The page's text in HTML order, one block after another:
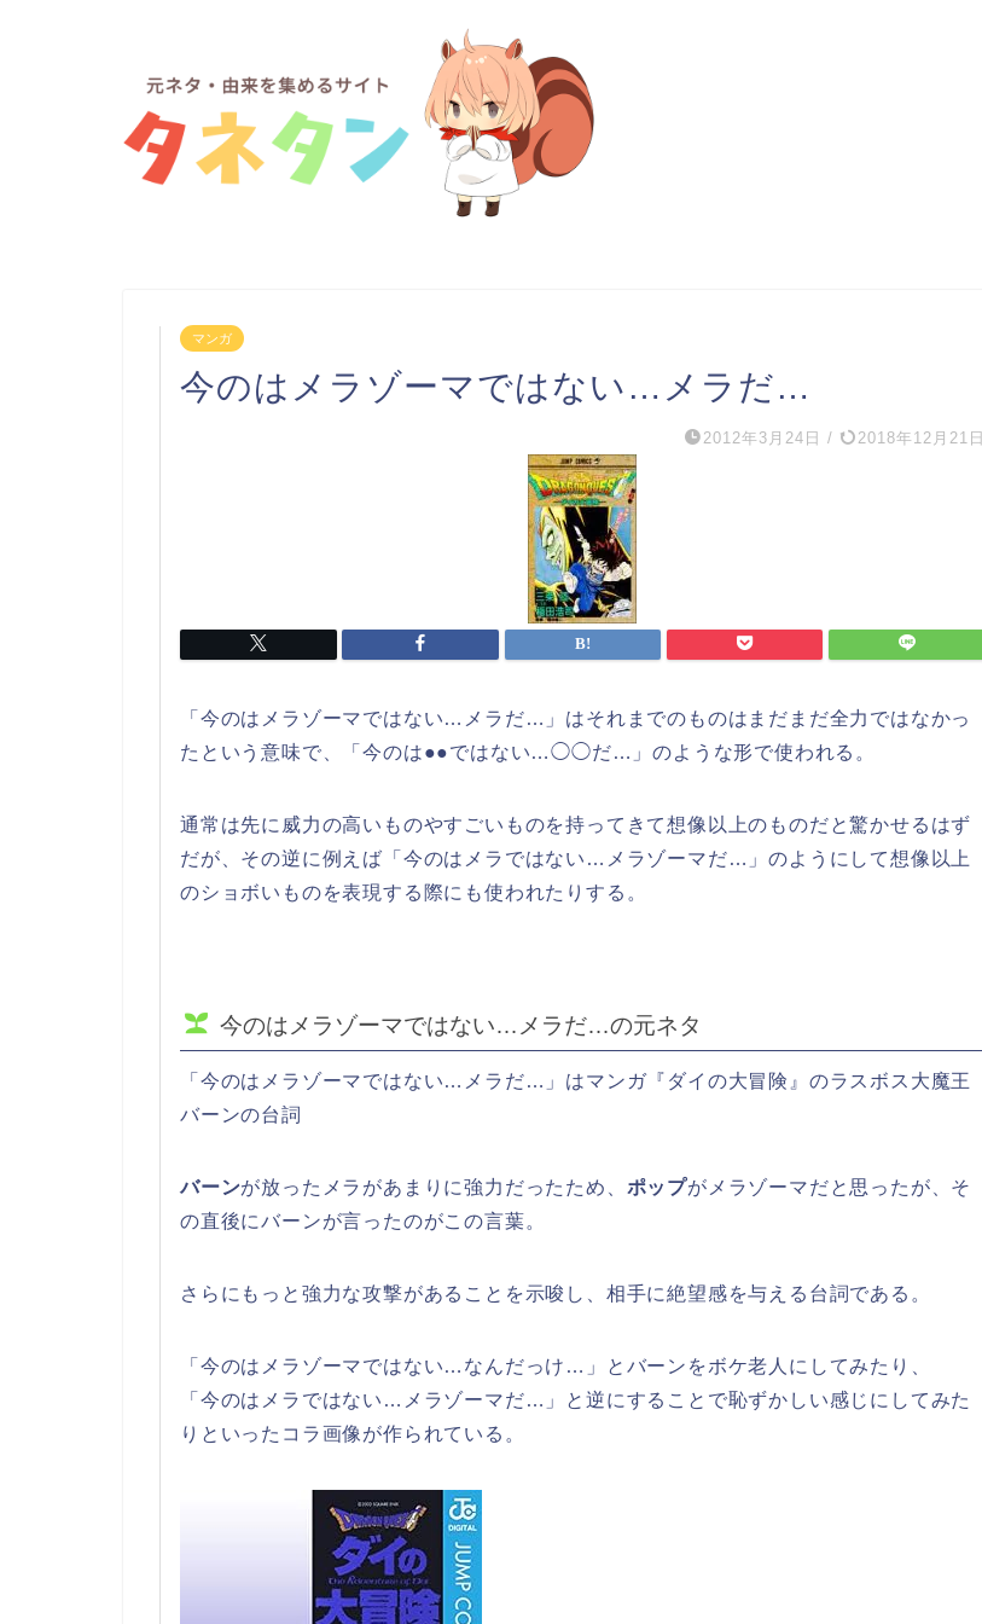
マンガ
今のはメラゾーマではない…メラだ…
2012年3月24日 / 2018年12月21日
「今のはメラゾーマではない…メラだ…」はそれまでのものはまだまだ全力ではなかっ
たという意味で、「今のは●●ではない…◯◯だ…」のような形で使われる。
通常は先に威力の高いものやすごいものを持ってきて想像以上のものだと驚かせるはず
だが、その逆に例えば「今のはメラではない…メラゾーマだ…」のようにして想像以上
のショボいものを表現する際にも使われたりする。
今のはメラゾーマではない…メラだ…の元ネタ
「今のはメラゾーマではない…メラだ…」はマンガ『ダイの大冒険』のラスボス大魔王
バーンの台詞
バーンが放ったメラがあまりに強力だったため、 ポップがメラゾーマだと思ったが、そ
の直後にバーンが言ったのがこの言葉。
さらにもっと強力な攻撃があることを示唆し、相手に絶望感を与える台詞である。
「今のはメラゾーマではない…なんだっけ…」とバーンをボケ老人にしてみたり、
「今のはメラではない…メラゾーマだ…」と逆にすることで恥ずかしい感じにしてみた
りといったコラ画像が作られている。